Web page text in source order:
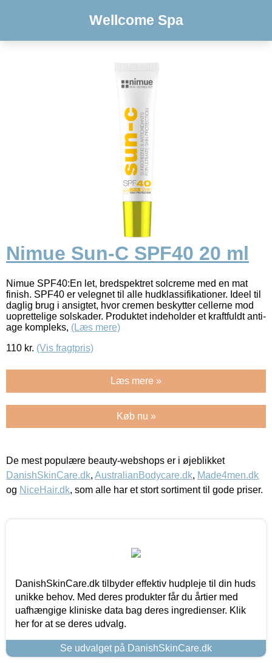
Wellcome Spa
Nimue Sun-C SPF40 20 ml
Nimue SPF40:En let, bredspektret solcreme med en mat
finish. SPF40 er velegnet til alle hudklassifikationer. Ideel til
daglig brug i ansigtet, hvor cremen beskytter cellerne mod
uoprettelige solskader. Produktet indeholder et kraftfuldt anti-
age kompleks, (Læs mere)
110 kr. (Vis fragtpris)
Læs mere »
Køb nu »
De mest populære beauty-webshops er i øjeblikket
DanishSkinCare.dk, AustralianBodycare.dk, Made4men.dk
og NiceHair.dk, som alle har et stort sortiment til gode priser.
DanishSkinCare.dk tilbyder effektiv hudpleje til din huds
unikke behov. Med deres produkter får du årtier med
uafhængige kliniske data bag deres ingredienser. Klik
her for at se deres udvalg.
Se udvalget på DanishSkinCare.dk